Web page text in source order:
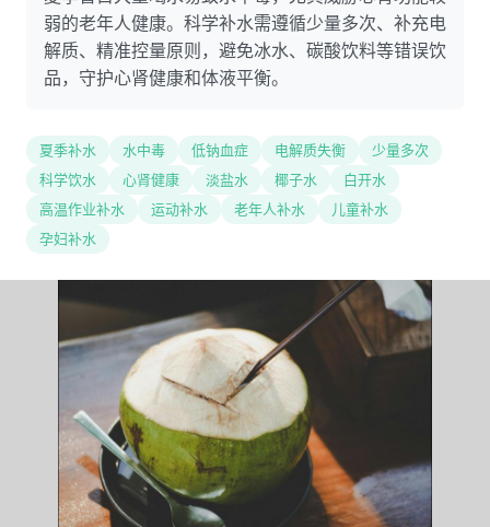
弱的老年人健康。科学补水需遵循少量多次、补充电
解质、精准控量原则，避免冰水、碳酸饮料等错误饮
品，守护心肾健康和体液平衡。
夏季补水 水中毒 低钠血症 电解质失衡
少量多次
科学饮水
心肾健康 淡盐水 椰子水
白开水
高温作业补水
运动补水 老年人补水
儿童补水
孕妇补水